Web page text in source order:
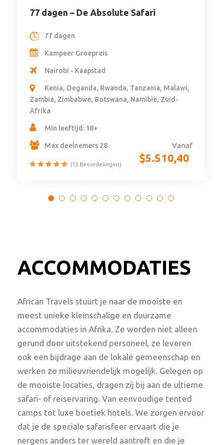
77 dagen – De Absolute Safari
Vanaf
$5.510,40
77 dagen
Kampeer Groepreis
Nairobi - Kaapstad
Kenia, Oeganda, Rwanda, Tanzania, Malawi,
Zambia, Zimbabwe, Botswana, Namibië, Zuid-
Afrika
Min leeftijd: 18+
Max deelnemers 28
(13 Beoordelingen)
ACCOMMODATIES
African Travels stuurt je naar de mooiste en
meest unieke kleinschalige en duurzame
accommodaties in Afrika. Ze worden niet alleen
gerund door uitstekend personeel, ze leveren
ook een bijdrage aan de lokale gemeenschap en
werken zo milieuvriendelijk mogelijk. Gelegen op
de mooiste locaties, dragen zij bij aan de ultieme
safari- of reiservaring. Van eenvoudige tented
camps tot luxe boetiek hotels. We zorgen ervoor
dat je de speciale safarisfeer ervaart die je
nergens anders ter wereld aantreft en die je